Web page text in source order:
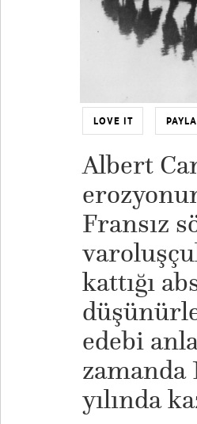
LOVE IT
Albert
Fransız
kattığı
edebi
zamanda
yılında